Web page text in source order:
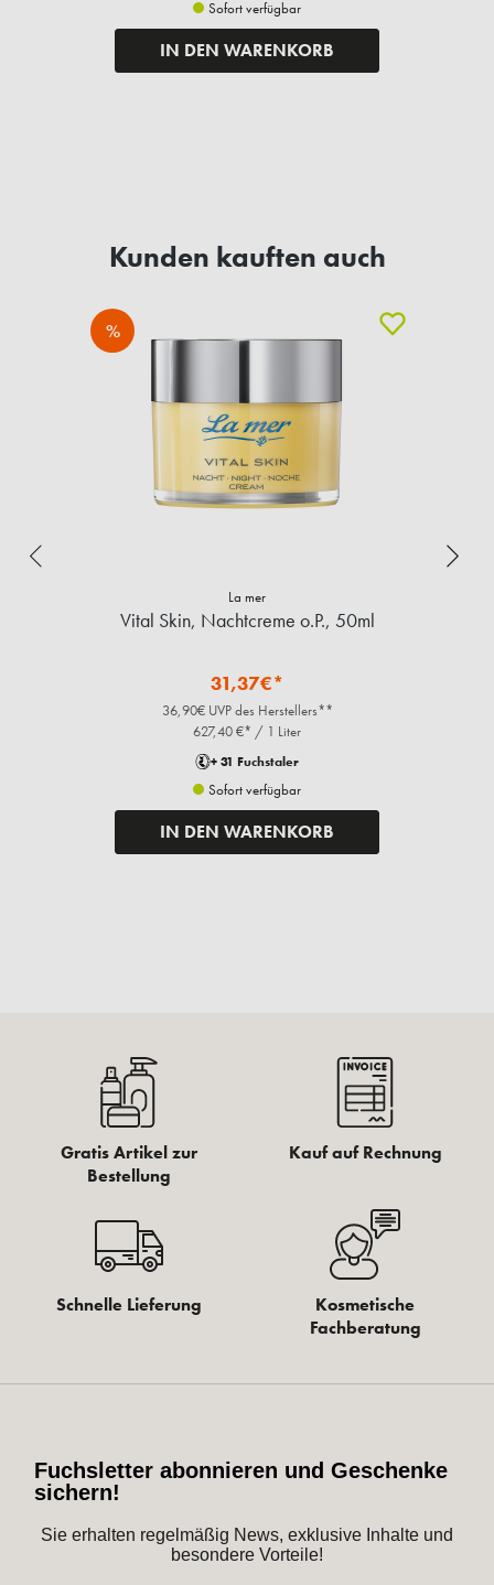
Sofort verfügbar
IN DEN WARENKORB
Kunden kauften auch
%
La mer
Vital Skin, Nachtcreme o.P., 50ml
31,37€*
36,90€ UVP des Herstellers**
627,40 €* / 1 Liter
+ 31 Fuchstaler
Sofort verfügbar
IN DEN WARENKORB
Gratis Artikel zur
Bestellung
Kauf auf Rechnung
Schnelle Lieferung
Kosmetische
Fachberatung
Fuchsletter abonnieren und Geschenke
sichern!
Sie erhalten regelmäßig News, exklusive Inhalte und
besondere Vorteile!